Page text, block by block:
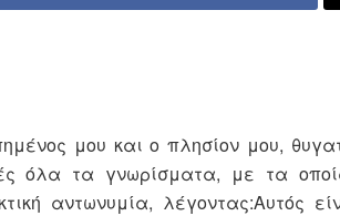
μου και ο πλησίον μου,
όλα τα γνωρίσματα, με τα
αντωνυμία, λέγοντας:Αυτός